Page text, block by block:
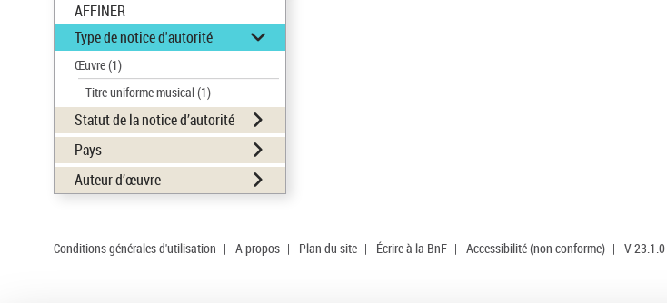
AFFINER
Type de notice d'autorité
Œuvre(1)
Titre uniforme musical(1)
Statut de la notice d’autorité
Pays
Auteur d’œuvre
Conditions générales d'utilisation | A propos | Plan du site | Écrire à la BnF | Accessibilité (non conforme) | V 23.1.0